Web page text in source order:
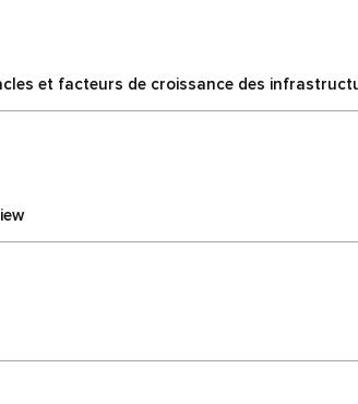
et facteurs de croissance des